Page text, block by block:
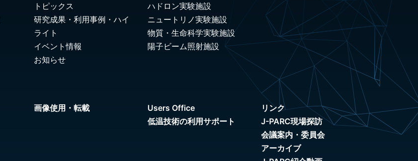
トピックス
研究成果・利用事例・ハイ
ライト
イベント情報
お知らせ
ハドロン実験施設
ニュートリノ実験施設
物質・生命科学実験施設
陽子ビーム照射施設
画像使用・転載
Users Office
低温技術の利用サポート
リンク
J-PARC現場探訪
会議案内・委員会
アーカイブ